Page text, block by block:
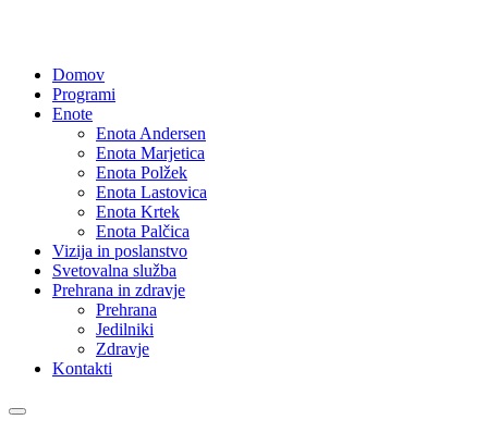
Domov
Programi
Enote
Enota Andersen
Enota Marjetica
Enota Polžek
Enota Lastovica
Enota Krtek
Enota Palčica
Vizija in poslanstvo
Svetovalna služba
Prehrana in zdravje
Prehrana
Jedilniki
Zdravje
Kontakti